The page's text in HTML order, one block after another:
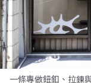
一條專做鈕釦、拉鍊